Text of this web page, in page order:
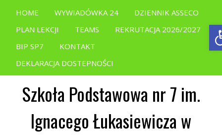
HOME WYWIADÓWKA 24
DZIENNIK ASSECO
PLAN LEKCJI
TEAMS
REKRUTACJA 2026/2027
BIP SP7
KONTAKT
DEKLARACJA DOSTEPNOŚCI
Szkoła Podstawowa nr 7 im.
Ignacego Łukasiewicza w